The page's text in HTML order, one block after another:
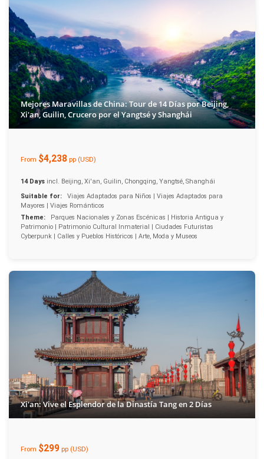
Mejores Maravillas de China: Tour de 14 Días por Beijing,
Xi'an, Guilin, Crucero por el Yangtsé y Shanghái
From $4,238 pp (USD)
14 Days incl. Beijing, Xi'an, Guilin, Chongqing, Yangtsé, Shanghái
Suitable for:
Viajes Adaptados para Niños | Viajes Adaptados para
Mayores | Viajes Románticos
Theme:
Parques Nacionales y Zonas Escénicas | Historia Antigua y
Patrimonio | Patrimonio Cultural Inmaterial | Ciudades Futuristas
Cyberpunk | Calles y Pueblos Históricos | Arte, Moda y Museos
Xi'an: Vive el Esplendor de la Dinastía Tang en 2 Días
From $299 pp (USD)